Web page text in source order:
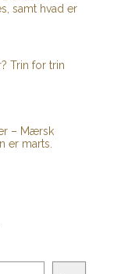
samt hvad er
Trin for trin
– Mærsk
er marts.